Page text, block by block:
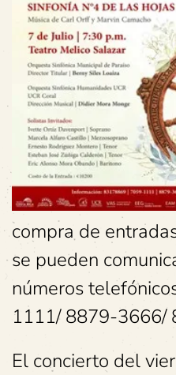
compra de
se pueden
números
1111/ 8879-3666/
El concierto del